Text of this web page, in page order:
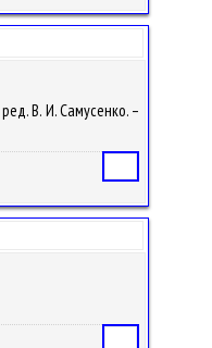
В. И. Самусенко. –